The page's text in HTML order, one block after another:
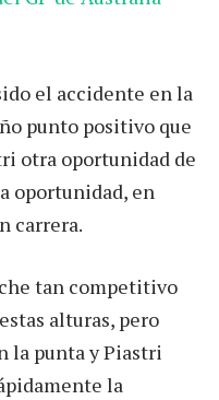
el accidente en la
punto positivo que
otra oportunidad de
oportunidad, en
carrera.
tan competitivo
alturas, pero
la punta y Piastri
la